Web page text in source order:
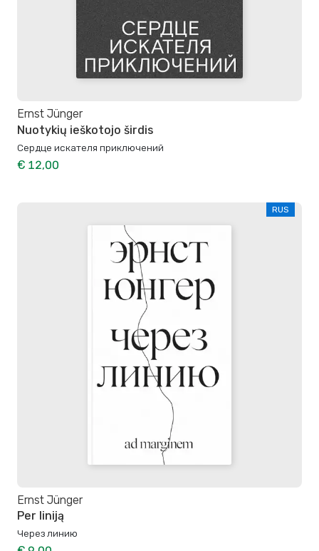
Ernst Jünger
Nuotykių ieškotojo širdis
Сердце искателя приключений
€ 12,00
RUS
Ernst Jünger
Per liniją
Через линию